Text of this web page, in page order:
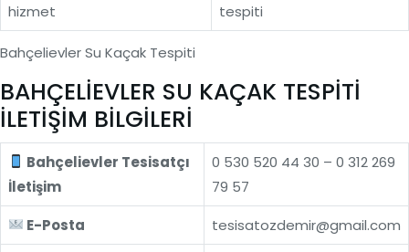
hizmet
tespiti
Bahçelievler Su Kaçak Tespiti
BAHÇELİEVLER SU KAÇAK TESPİTİ
İLETİŞİM BİLGİLERİ
Bahçelievler Tesisatçı
İletişim
0 530 520 44 30 – 0 312 269
79 57
E-Posta
tesisatozdemir@gmail.com